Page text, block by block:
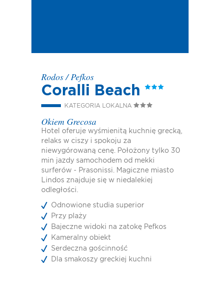
Rodos/Pefkos
Coralli Beach
KATEGORIA LOKALNA
Okiem Grecosa
Hotel oferuje wyśmienitą kuchnię grecką,
relaks w ciszy i spokoju za
niewygórowaną cenę. Położony tylko 30
min jazdy samochodem od mekki
surferów - Prasonissi. Magiczne miasto
Lindos znajduje się w niedalekiej
odległości.
Odnowione studia superior
Przy plaży
Bajeczne widoki na zatokę Pefkos
Kameralny obiekt
Serdeczna gościnność
Dla smakoszy greckiej kuchni